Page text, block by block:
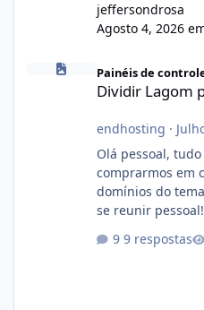
jeffersondrosa
Agosto 4, 2026
Dividir Lagom para 5 Dominios
Painéis de
Dividir Lagom
endhosting ·
Olá pessoal,
comprarmos em
domínios do tema
se reunir pessoal!
9 respostas